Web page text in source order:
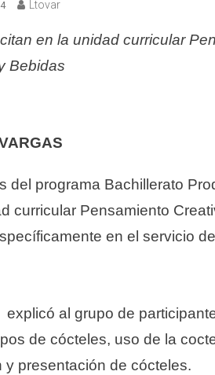
Ltovar
en la unidad curricular
Bebidas
del programa Bachillerato
curricular Pensamiento
en el servicio
explicó al grupo de
de cócteles, uso de la
y presentación de cócteles.